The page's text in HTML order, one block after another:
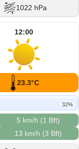
1022 hPa
12:00
23.3°C
32%
5 km/h (1 Bft)
13 km/h (3 Bft)